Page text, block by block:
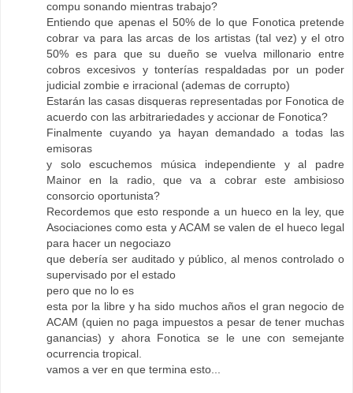
compu sonando mientras trabajo?
Entiendo que apenas el 50% de lo que Fonotica pretende
cobrar va para las arcas de los artistas (tal vez) y el otro
50% es para que su dueño se vuelva millonario entre
cobros excesivos y tonterías respaldadas por un poder
judicial zombie e irracional (ademas de corrupto)
Estarán las casas disqueras representadas por Fonotica de
acuerdo con las arbitrariedades y accionar de Fonotica?
Finalmente cuyando ya hayan demandado a todas las
emisoras
y solo escuchemos música independiente y al padre
Mainor en la radio, que va a cobrar este ambisioso
consorcio oportunista?
Recordemos que esto responde a un hueco en la ley, que
Asociaciones como esta y ACAM se valen de el hueco legal
para hacer un negociazo
que debería ser auditado y público, al menos controlado o
supervisado por el estado
pero que no lo es
esta por la libre y ha sido muchos años el gran negocio de
ACAM (quien no paga impuestos a pesar de tener muchas
ganancias) y ahora Fonotica se le une con semejante
ocurrencia tropical.
vamos a ver en que termina esto...